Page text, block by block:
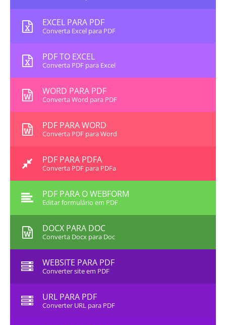
EXCEL PARA PDF
Converta Excel para PDF
PDF TO EXCEL
Converta PDF para Excel
WORD PARA PDF
Converta Word para PDF
PDF PARA WORD
Converta PDF para Word
PDF PARA PDFA
Converta PDF para PDFa
PDF PARA O WEBFORM
Editar formulário em PDF
DOCX PARA DOC
Converta Docx para Doc
WEBSITE PARA PDF
Converter site em PDF
URL PARA PDF
Converter URL para PDF